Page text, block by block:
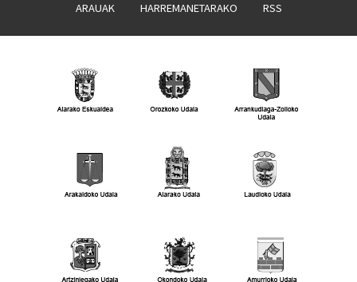
ARAUAK HARREMANETARAKO RSS